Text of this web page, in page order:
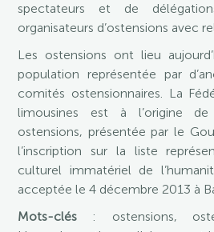
spectateurs et de
organisateurs d’ostensions avec
Les ostensions ont lieu
population représentée par
comités ostensionnaires. La
limousines est à l’origine
ostensions, présentée par le
l’inscription sur la liste
culturel immatériel de
acceptée le 4 décembre 2013 à
Mots-clés : ostensions,